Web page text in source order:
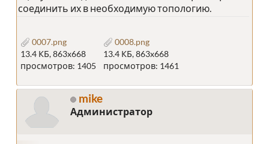
соединить их в необходимую топологию.
0007.png
13.4 КБ, 863x668
просмотров: 1405
0008.png
13.4 КБ, 863x668
просмотров: 1461
mike
Администратор